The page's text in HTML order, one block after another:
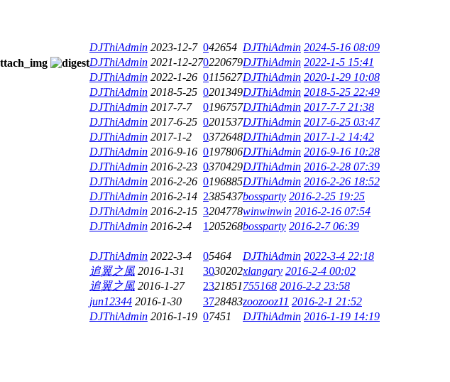
DJThiAdmin 2023-12-7 042654 DJThiAdmin 2024-5-16 08:09
DJThiAdmin 2021-12-270220679DJThiAdmin 2022-1-5 15:41
DJThiAdmin 2022-1-26 0115627DJThiAdmin 2020-1-29 10:08
DJThiAdmin 2018-5-25 0201349DJThiAdmin 2018-5-25 22:49
DJThiAdmin 2017-7-7 0196757DJThiAdmin 2017-7-7 21:38
DJThiAdmin 2017-6-25 0201537DJThiAdmin 2017-6-25 03:47
DJThiAdmin 2017-1-2 0372648DJThiAdmin 2017-1-2 14:42
DJThiAdmin 2016-9-16 0197806DJThiAdmin 2016-9-16 10:28
DJThiAdmin 2016-2-23 0370429DJThiAdmin 2016-2-28 07:39
DJThiAdmin 2016-2-26 0196885DJThiAdmin 2016-2-26 18:52
DJThiAdmin 2016-2-14 2385437bossparty 2016-2-25 19:25
DJThiAdmin 2016-2-15 3204778winwinwin 2016-2-16 07:54
DJThiAdmin 2016-2-4 1205268bossparty 2016-2-7 06:39
DJThiAdmin 2022-3-4 05464 DJThiAdmin 2022-3-4 22:18
追翼之風 2016-1-31 3030202xlangary 2016-2-4 00:02
追翼之風 2016-1-27 2321851755168 2016-2-2 23:58
jun12344 2016-1-30 3728483zoozooz11 2016-2-1 21:52
DJThiAdmin 2016-1-19 07451 DJThiAdmin 2016-1-19 14:19